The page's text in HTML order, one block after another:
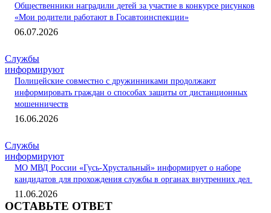
Общественники наградили детей за участие в конкурсе рисунков
«Мои родители работают в Госавтоинспекции»
06.07.2026
Службы
информируют
Полицейские совместно с дружинниками продолжают
информировать граждан о способах защиты от дистанционных
мошенничеств
16.06.2026
Службы
информируют
МО МВД России «Гусь-Хрустальный» информирует о наборе
кандидатов для прохождения службы в органах внутренних дел
11.06.2026
ОСТАВЬТЕ ОТВЕТ